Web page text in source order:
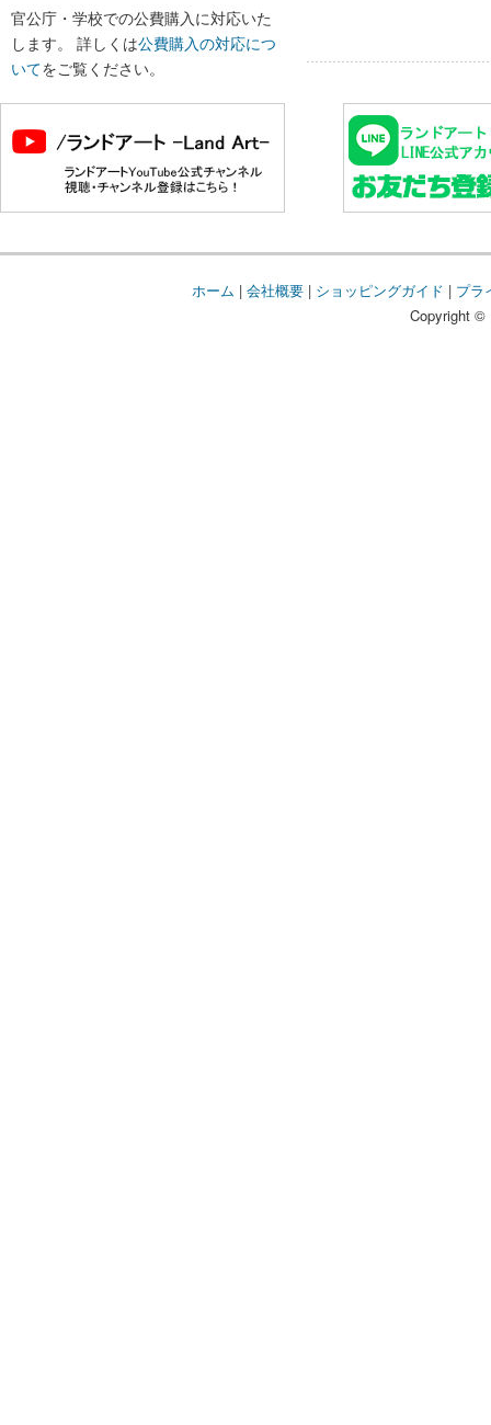
官公庁・学校での公費購入に対応いた
します。 詳しくは公費購入の対応につ
いてをご覧ください。
ホーム | 会社概要| ショッピングガイド | プラ
Copyright ©